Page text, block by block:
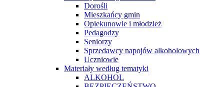
Dorośli
Mieszkańcy gmin
Opiekunowie i młodzież
Pedagodzy
Seniorzy
Sprzedawcy napojów alkoholowych
Uczniowie
Materiały według tematyki
ALKOHOL